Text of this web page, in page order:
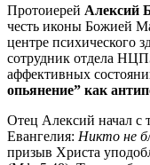
Протоиерей Алексий
честь иконы Божией
центре психического
сотрудник отдела
аффективных
опьянение” как
Отец Алексий начал с
Евангелия: Никто не
призыв Христа